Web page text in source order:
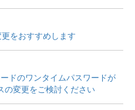
をおすすめします
ドのワンタイムパスワードが
の変更をご検討ください